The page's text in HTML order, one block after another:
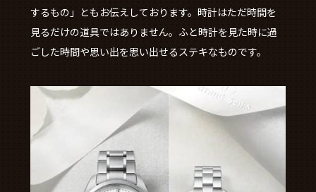
するもの」ともお伝えしております。時計はただ時間を
見るだけの道具ではありません。ふと時計を見た時に過
ごした時間や思い出を思い出せるステキなものです。